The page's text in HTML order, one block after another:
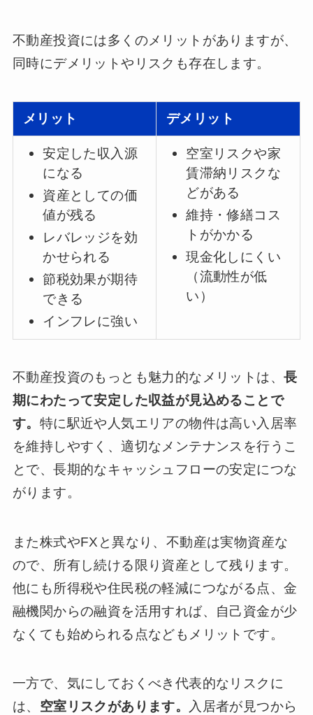
不動産投資には多くのメリットがありますが、
同時にデメリットやリスクも存在します。
メリット デメリット
安定した収入源
になる
資産としての価
値が残る
レバレッジを効
かせられる
節税効果が期待
できる
インフレに強い
空室リスクや家
賃滞納リスクな
どがある
維持・修繕コス
トがかかる
現金化しにくい
（流動性が低
い）
不動産投資のもっとも魅力的なメリットは、 長
期にわたって安定した収益が見込めることで
す。 特に駅近や人気エリアの物件は高い入居率
を維持しやすく、適切なメンテナンスを行うこ
とで、長期的なキャッシュフローの安定につな
がります。
また株式やFXと異なり、不動産は実物資産な
ので、所有し続ける限り資産として残ります。
他にも所得税や住民税の軽減につながる点、金
融機関からの融資を活用すれば、自己資金が少
なくても始められる点などもメリットです。
一方で、気にしておくべき代表的なリスクに
は、 空室リスクがあります。
入居者が見つから